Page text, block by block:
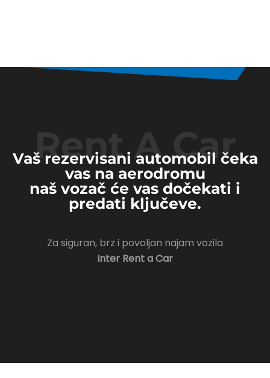
Vaš rezervisani automobil čeka
vas na aerodromu
naš vozač će vas dočekati i
predati ključeve.
Rent A Car
Za siguran, brz i povoljan najam vozila
Inter Rent a Car